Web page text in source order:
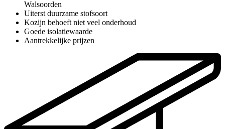
Walsoorden
Uiterst duurzame stofsoort
Kozijn behoeft niet veel onderhoud
Goede isolatiewaarde
Aantrekkelijke prijzen